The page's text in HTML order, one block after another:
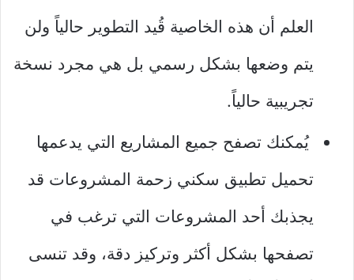
العلم أن هذه الخاصية قُيد التطوير حالياً ولن
يتم وضعها بشكل رسمي بل هي مجرد نسخة
تجريبية حالياً.
يُمكنك تصفح جميع المشاريع التي يدعمها
تحميل تطبيق سكني زحمة المشروعات قد
يجذبك أحد المشروعات التي ترغب في
تصفحها بشكل أكثر وتركيز دقة، وقد تنسى